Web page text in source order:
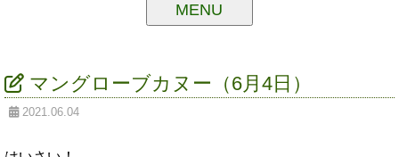
MENU
マングローブカヌー（6月4日）
2021.06.04